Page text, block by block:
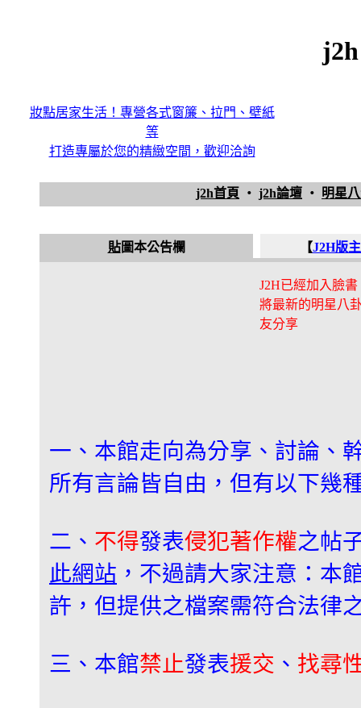
妝點居家生活！專營各式窗簾、拉門、壁紙
等
打造專屬於您的精緻空間，歡迎洽詢
j2h首頁 ‧ j2h論壇 ‧ 明星
貼圖本公告欄 【J2H版
J2H已經加入臉
將最新的明星八
友分享
一、本館走向為分享、討論、
所有言論皆自由，但有以下幾
二、 不得發表侵犯著作權之帖
此網站 ，不過請大家注意：本
許，但提供之檔案需符合法律
三、本館禁止發表援交 、 找尋